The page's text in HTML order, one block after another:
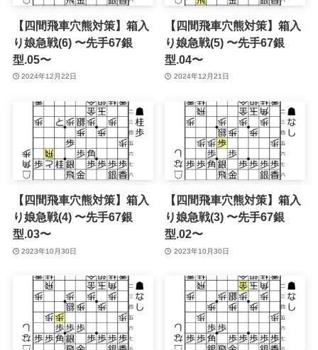
【四間飛車穴熊対策】箱入
り娘急戦(6) 〜先手67銀
型.05〜
2024年12月22日
【四間飛車穴熊対策】箱入
り娘急戦(5) 〜先手67銀
型.04〜
2024年12月21日
【四間飛車穴熊対策】箱入
り娘急戦(4) 〜先手67銀
型.03〜
2023年10月30日
【四間飛車穴熊対策】箱入
り娘急戦(3) 〜先手67銀
型.02〜
2023年10月30日